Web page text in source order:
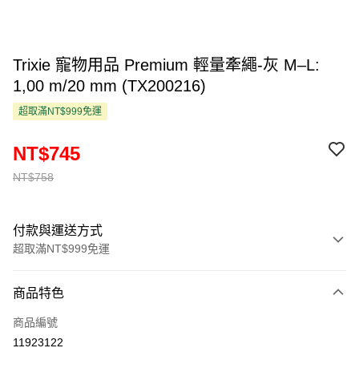
Trixie 寵物用品 Premium 輕量牽繩-灰 M–L:
1,00 m/20 mm (TX200216)
超取滿NT$999免運
NT$758
NT$745
付款與運送方式
超取滿NT$999免運
信用卡一次付款
超商取貨付款
商品特色
商品編號
11923122